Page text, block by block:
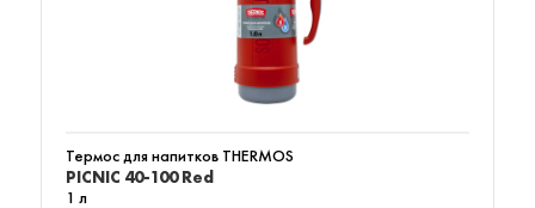
Термос для напитков THERMOS
PICNIC 40-100 Red
1 л